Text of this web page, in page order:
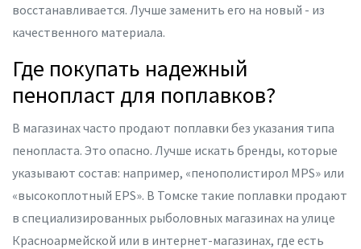
восстанавливается. Лучше заменить его на новый - из
качественного материала.
Где покупать надежный
пенопласт для поплавков?
В магазинах часто продают поплавки без указания типа
пенопласта. Это опасно. Лучше искать бренды, которые
указывают состав: например, «пенополистирол MPS» или
«высокоплотный EPS». В Томске такие поплавки продают
в специализированных рыболовных магазинах на улице
Красноармейской или в интернет-магазинах, где есть